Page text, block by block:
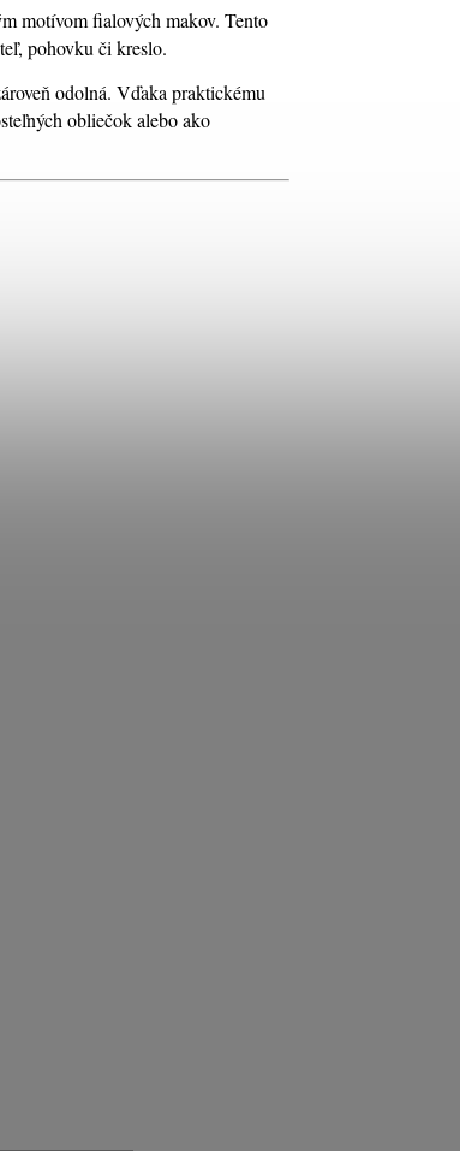
motívom fialových makov. Tento
pohovku či kreslo.
odolná. Vďaka praktickému
obliečok alebo ako